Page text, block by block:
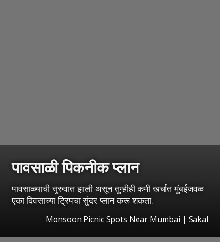
पावसाळी पिकनीक प्लान
पावसाळ्याची सुरुवात झाली असून तुम्हीही कमी खर्चात मुंबईजवळ
एका दिवसाच्या ट्रिपचा सुंदर प्लान करू शकता.
Monsoon Picnic Spots Near Mumbai | Sakal